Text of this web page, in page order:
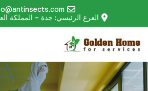
الفرع الرئيسي: جدة – المملكة